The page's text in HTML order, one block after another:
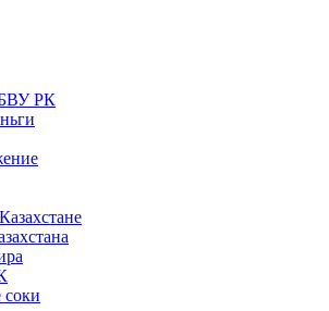
РК
соки